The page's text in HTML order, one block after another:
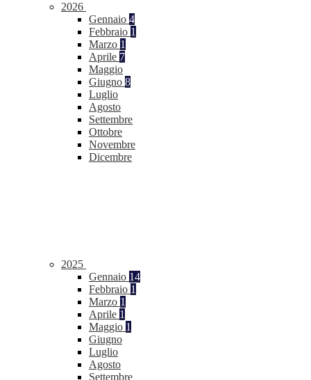
2026
Gennaio 4
Febbraio 1
Marzo 1
Aprile 7
Maggio
Giugno 8
Luglio
Agosto
Settembre
Ottobre
Novembre
Dicembre
2025
Gennaio 14
Febbraio 1
Marzo 1
Aprile 1
Maggio 1
Giugno
Luglio
Agosto
Settembre